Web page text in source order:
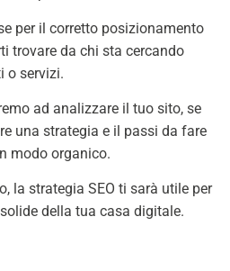
per il corretto posizionamento
trovare da chi sta cercando
o servizi.
ad analizzare il tuo sito, se
una strategia e il passi da fare
modo organico.
la strategia SEO ti sarà utile per
della tua casa digitale.